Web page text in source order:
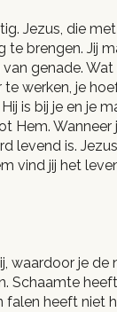
Jezus, die
te brengen. Jij
genade. Wat
werken, je
is bij je en je
Hem. Wanneer
levend is.
vind jij het
waardoor je de
Schaamte
falen heeft niet